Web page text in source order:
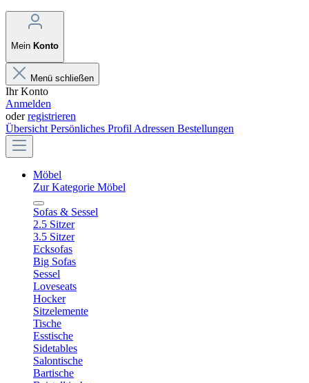
Mein Konto
Menü schließen
Ihr Konto
Anmelden
oderregistrieren
Übersicht Persönliches Profil Adressen Bestellungen
Möbel
Zur Kategorie Möbel
Sofas & Sessel
2.5 Sitzer
3.5 Sitzer
Ecksofas
Big Sofas
Sessel
Loveseats
Hocker
Sitzelemente
Tische
Esstische
Sidetables
Salontische
Bartische